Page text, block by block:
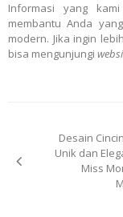
Informasi yang
membantu Anda
modern. Jika ingin
bisa mengunjungi
Desain
Unik dan
Miss